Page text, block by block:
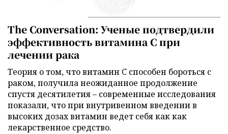
The Conversation: Ученые подтвердили
эффективность витамина C при
лечении рака
Теория о том, что витамин C способен бороться с
раком, получила неожиданное продолжение
спустя десятилетия – современные исследования
показали, что при внутривенном введении в
высоких дозах витамин ведет себя как как
лекарственное средство.